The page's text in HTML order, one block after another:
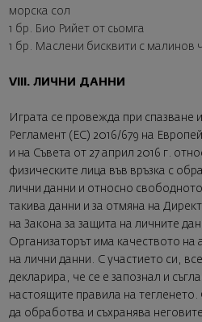
морска сол
1 бр. Био Рийет от сьомга
1 бр. Маслени бисквити с малинов
VIII. ЛИЧНИ ДАННИ
Играта се провежда при спазване
Регламент (ЕС) 2016/679 на
и на Съвета от 27 април 2016 г.
физическите лица във връзка с
лични данни и относно
такива данни и за отмяна на
на Закона за защита на личните
Организаторът има качеството на
на лични данни. С участието си,
декларира, че се е запознал и
настоящите правила на тегленето.
да обработва и съхранява